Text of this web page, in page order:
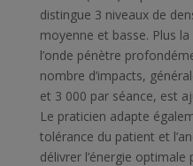
distingue 3 niveaux de
moyenne et basse. Plus
l’onde pénètre
nombre d’impacts,
et 3 000 par séance, est
Le praticien adapte
tolérance du patient et
délivrer l’énergie